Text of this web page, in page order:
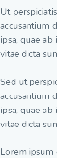
Ut
accusantium
ipsa, quae
vitae dicta
Sed ut
accusantium
ipsa, quae
vitae dicta
Lorem ipsum